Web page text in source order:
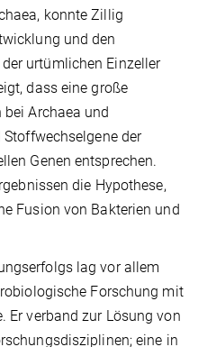
konnte Zillig
und den
urtümlichen Einzeller
dass eine große
Archaea und
der
Genen entsprechen.
die Hypothese,
Fusion von Bakterien und
lag vor allem
Forschung mit
Er verband zur Lösung von
eine in